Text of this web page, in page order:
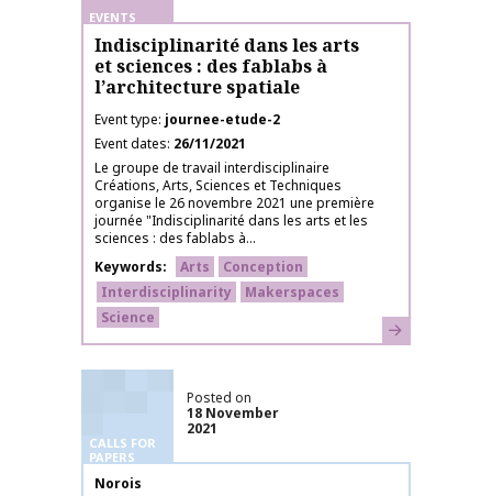
EVENTS
Indisciplinarité dans les arts
et sciences : des fablabs à
l’architecture spatiale
Event type journee-etude-2
Event dates 26/11/2021
Le groupe de travail interdisciplinaire
Créations, Arts, Sciences et Techniques
organise le 26 novembre 2021 une première
journée "Indisciplinarité dans les arts et les
sciences : des fablabs à...
Keywords
Arts
Conception
Interdisciplinarity
Makerspaces
Science
Learn more
CALLS FOR
PAPERS
Posted on
18 November
2021
Publication name
Norois